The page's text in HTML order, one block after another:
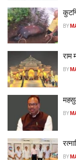
BY
राम
BY
BY
BY